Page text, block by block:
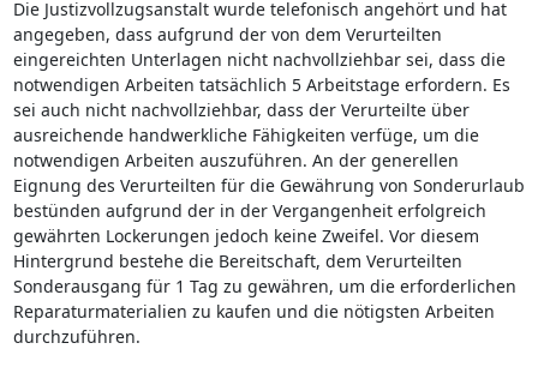
Die Justizvollzugsanstalt wurde telefonisch angehört und hat
angegeben, dass aufgrund der von dem Verurteilten
eingereichten Unterlagen nicht nachvollziehbar sei, dass die
notwendigen Arbeiten tatsächlich 5 Arbeitstage erfordern. Es
sei auch nicht nachvollziehbar, dass der Verurteilte über
ausreichende handwerkliche Fähigkeiten verfüge, um die
notwendigen Arbeiten auszuführen. An der generellen
Eignung des Verurteilten für die Gewährung von Sonderurlaub
bestünden aufgrund der in der Vergangenheit erfolgreich
gewährten Lockerungen jedoch keine Zweifel. Vor diesem
Hintergrund bestehe die Bereitschaft, dem Verurteilten
Sonderausgang für 1 Tag zu gewähren, um die erforderlichen
Reparaturmaterialien zu kaufen und die nötigsten Arbeiten
durchzuführen.